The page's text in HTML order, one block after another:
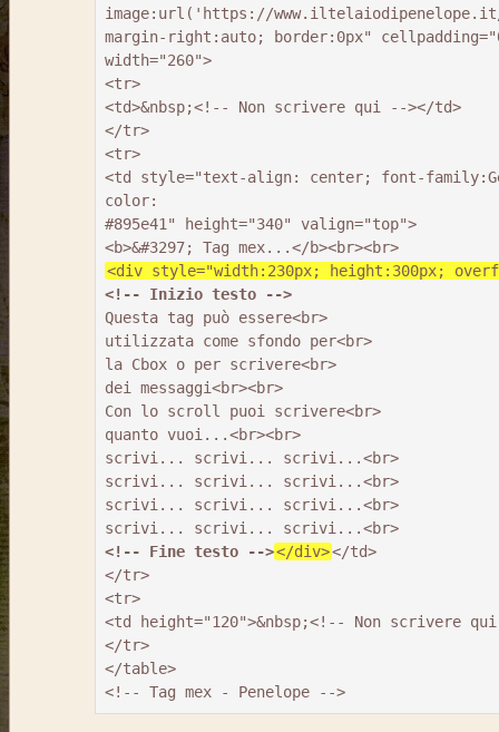
image:url('https://
margin-right:auto; border:0px"
width="260">
<tr>
<td>&nbsp;<!-- Non scrivere qui --></td>
</tr>
<tr>
<td style="text-align: center; font-
color:
#895e41" height="340" valign="top">
<b>&#3297; Tag mex...</b><br><br>
<div style="width:230px; height:300px;
<!-- Inizio testo -->
Questa tag può essere<br>
utilizzata come sfondo per<br>
la Cbox o per scrivere<br>
dei messaggi<br><br>
Con lo scroll puoi scrivere<br>
quanto vuoi...<br><br>
scrivi... scrivi... scrivi...<br>
scrivi... scrivi... scrivi...<br>
scrivi... scrivi... scrivi...<br>
scrivi... scrivi... scrivi...<br>
<!-- Fine testo --></div></td>
</tr>
<tr>
<td height="120">&nbsp;<!-- Non scrivere
</tr>
</table>
<!-- Tag mex - Penelope -->